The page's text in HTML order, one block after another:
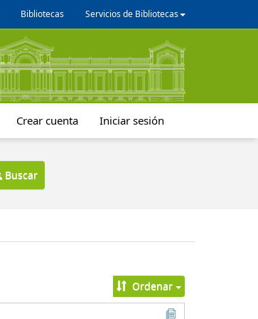
Bibliotecas Servicios de Bibliotecas
Crear cuenta Iniciar sesión
Buscar
Ordenar